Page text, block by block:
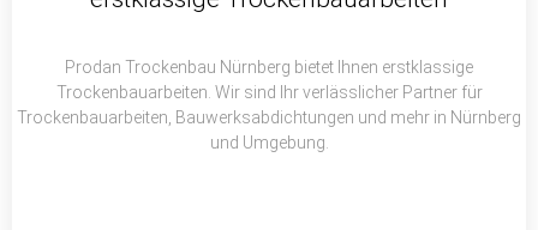
r
p
Prodan Trockenbau Nürnberg bietet Ihnen erstklassige
Trockenbauarbeiten. Wir sind Ihr verlässlicher Partner für
Trockenbauarbeiten, Bauwerksabdichtungen und mehr in Nürnberg
und Umgebung.